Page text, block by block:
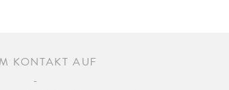
KONTAKT AUF